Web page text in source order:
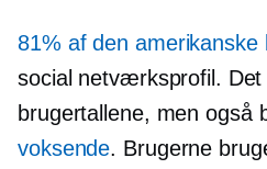
81% af den amerikanske
social netværksprofil. Det
brugertallene, men også
voksende. Brugerne